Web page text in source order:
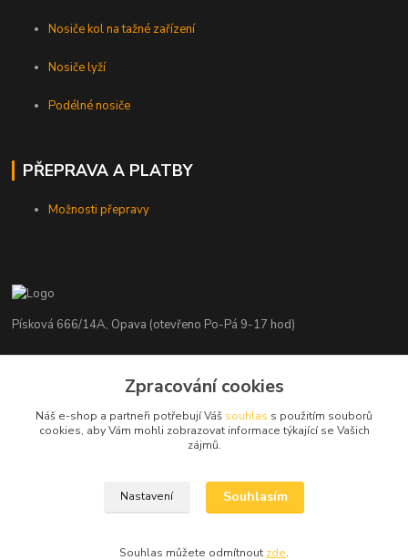
Nosiče kol na tažné zařízení
Nosiče lyží
Podélné nosiče
PŘEPRAVA A PLATBY
Možnosti přepravy
Písková 666/14A, Opava (otevřeno Po-Pá 9-17 hod)
+420 776 839 986
info@nosice.com
Zpracování cookies
Náš e-shop a partneři potřebují Váš souhlas s použitím souborů
cookies, aby Vám mohli zobrazovat informace týkající se Vašich
zájmů.
Nastavení Souhlasím
Souhlas můžete odmítnout zde.